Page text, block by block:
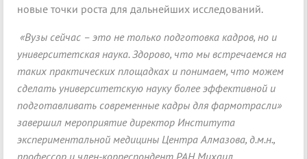
новые точки роста для дальнейших исследований.
«Вузы сейчас – это не только подготовка кадров, но и
университетская наука. Здорово, что мы встречаемся на
таких практических площадках и понимаем, что можем
сделать университетскую науку более эффективной и
подготавливать современные кадры для фармотрасли»
завершил мероприятие директор Института
экспериментальной медицины Центра Алмазова, д.м.н.,